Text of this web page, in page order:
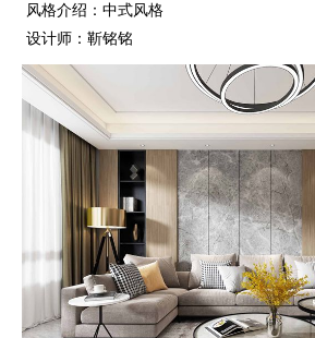
风格介绍：中式风格
设计师：靳铭铭